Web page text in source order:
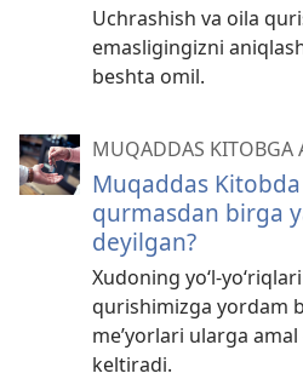
Uchrashish va oila
emasligingizni
beshta omil.
MUQADDAS KITOBGA
Muqaddas
qurmasdan birga
deyilgan?
Xudoning yo‘l-
qurishimizga yordam
me’yorlari ularga
keltiradi.